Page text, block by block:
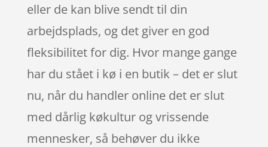
eller de kan blive sendt til din
arbejdsplads, og det giver en god
fleksibilitet for dig. Hvor mange gange
har du stået i kø i en butik – det er slut
nu, når du handler online det er slut
med dårlig køkultur og vrissende
mennesker, så behøver du ikke